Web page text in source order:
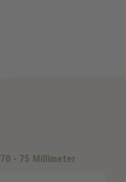
70 - 75 Millimeter